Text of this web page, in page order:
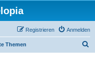
Anmelden
Registrieren
Themen